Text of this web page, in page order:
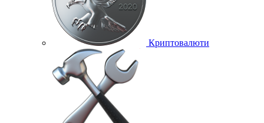
Криптовалюти